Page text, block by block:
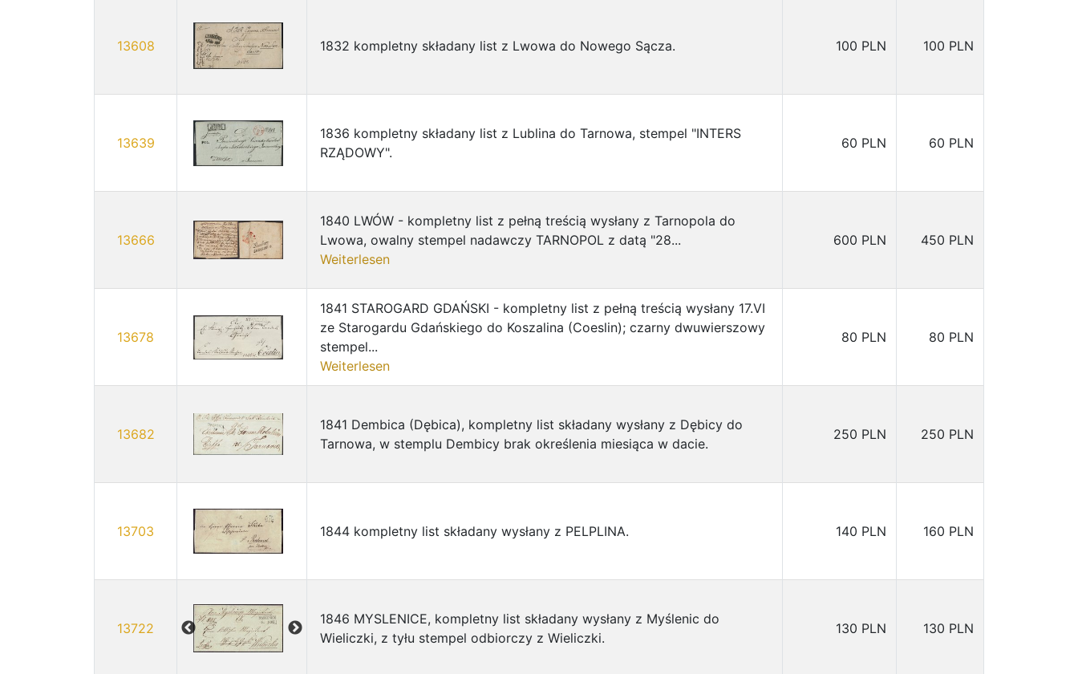
13608 1832 kompletny składany list z Lwowa do Nowego Sącza. 100 PLN 100 PLN
13639
1836 kompletny składany list z Lublina do Tarnowa, stempel "INTERS
RZĄDOWY".
60 PLN 60 PLN
13666
1840 LWÓW - kompletny list z pełną treścią wysłany z Tarnopola do
Lwowa, owalny stempel nadawczy TARNOPOL z datą "28...
Weiterlesen
600 PLN 450 PLN
13678
1841 STAROGARD GDAŃSKI - kompletny list z pełną treścią wysłany 17.VI
ze Starogardu Gdańskiego do Koszalina (Coeslin); czarny dwuwierszowy
stempel...
Weiterlesen
80 PLN 80 PLN
13682
1841 Dembica (Dębica), kompletny list składany wysłany z Dębicy do
Tarnowa, w stemplu Dembicy brak określenia miesiąca w dacie.
250 PLN 250 PLN
13703 1844 kompletny list składany wysłany z PELPLINA. 140 PLN 160 PLN
13722
1846 MYSLENICE, kompletny list składany wysłany z Myślenic do
Wieliczki, z tyłu stempel odbiorczy z Wieliczki.
130 PLN 130 PLN